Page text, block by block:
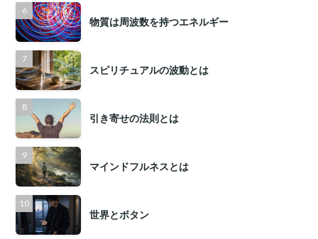
物質は周波数を持つエネルギー
スピリチュアルの波動とは
引き寄せの法則とは
マインドフルネスとは
世界とボタン